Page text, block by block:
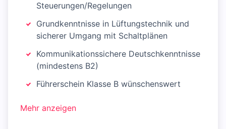
Steuerungen/Regelungen
Grundkenntnisse in Lüftungstechnik und
sicherer Umgang mit Schaltplänen
Kommunikationssichere Deutschkenntnisse
(mindestens B2)
Führerschein Klasse B wünschenswert
Mehr anzeigen